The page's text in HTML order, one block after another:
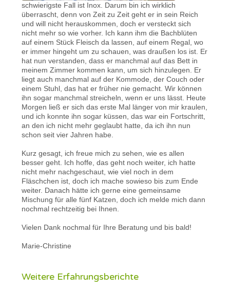
schwierigste Fall ist Inox. Darum bin ich wirklich
überrascht, denn von Zeit zu Zeit geht er in sein Reich
und will nicht herauskommen, doch er versteckt sich
nicht mehr so wie vorher. Ich kann ihm die Bachblüten
auf einem Stück Fleisch da lassen, auf einem Regal, wo
er immer hingeht um zu schauen, was draußen los ist. Er
hat nun verstanden, dass er manchmal auf das Bett in
meinem Zimmer kommen kann, um sich hinzulegen. Er
liegt auch manchmal auf der Kommode, der Couch oder
einem Stuhl, das hat er früher nie gemacht. Wir können
ihn sogar manchmal streicheln, wenn er uns lässt. Heute
Morgen ließ er sich das erste Mal länger von mir kraulen,
und ich konnte ihn sogar küssen, das war ein Fortschritt,
an den ich nicht mehr geglaubt hatte, da ich ihn nun
schon seit vier Jahren habe.
Kurz gesagt, ich freue mich zu sehen, wie es allen
besser geht. Ich hoffe, das geht noch weiter, ich hatte
nicht mehr nachgeschaut, wie viel noch in dem
Fläschchen ist, doch ich mache sowieso bis zum Ende
weiter. Danach hätte ich gerne eine gemeinsame
Mischung für alle fünf Katzen, doch ich melde mich dann
nochmal rechtzeitig bei Ihnen.
Vielen Dank nochmal für Ihre Beratung und bis bald!
Marie-Christine
Weitere Erfahrungsberichte